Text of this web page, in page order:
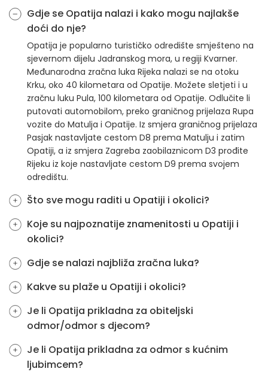
Gdje se Opatija nalazi i kako mogu najlakše
doći do nje?
Opatija je popularno turističko odredište smješteno na
sjevernom dijelu Jadranskog mora, u regiji Kvarner.
Međunarodna zračna luka Rijeka nalazi se na otoku
Krku, oko 40 kilometara od Opatije. Možete sletjeti i u
zračnu luku Pula, 100 kilometara od Opatije. Odlučite li
putovati automobilom, preko graničnog prijelaza Rupa
vozite do Matulja i Opatije. Iz smjera graničnog prijelaza
Pasjak nastavljate cestom D8 prema Matulju i zatim
Opatiji, a iz smjera Zagreba zaobilaznicom D3 prođite
Rijeku iz koje nastavljate cestom D9 prema svojem
odredištu.
Što sve mogu raditi u Opatiji i okolici?
Koje su najpoznatije znamenitosti u Opatiji i
okolici?
Gdje se nalazi najbliža zračna luka?
Kakve su plaže u Opatiji i okolici?
Je li Opatija prikladna za obiteljski
odmor/odmor s djecom?
Je li Opatija prikladna za odmor s kućnim
ljubimcem?